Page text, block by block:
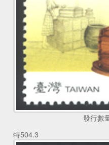
發行數
特504.3